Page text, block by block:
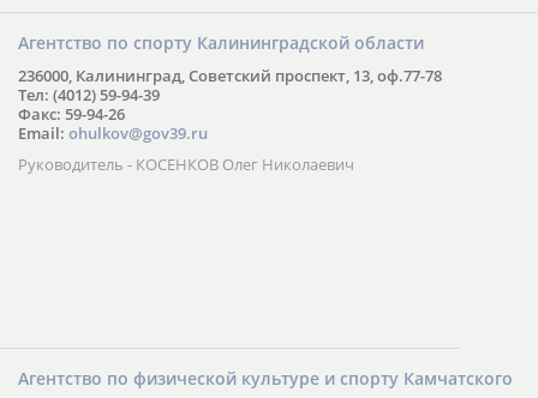
Агентство по спорту Калининградской области
236000, Калининград, Советский проспект, 13, оф.77-78
Тел: (4012) 59-94-39
Факс: 59-94-26
Email: ohulkov@gov39.ru
Руководитель - КОСЕНКОВ Олег Николаевич
Агентство по физической культуре и спорту Камчатского